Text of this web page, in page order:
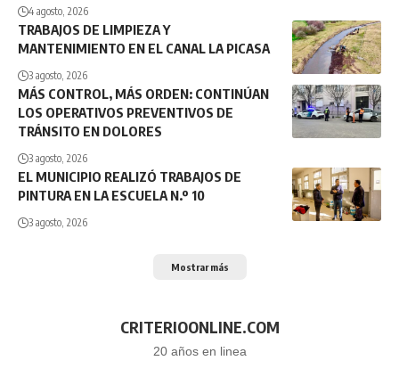
4 agosto, 2026
TRABAJOS DE LIMPIEZA Y
MANTENIMIENTO EN EL CANAL LA PICASA
3 agosto, 2026
MÁS CONTROL, MÁS ORDEN: CONTINÚAN
LOS OPERATIVOS PREVENTIVOS DE
TRÁNSITO EN DOLORES
3 agosto, 2026
EL MUNICIPIO REALIZÓ TRABAJOS DE
PINTURA EN LA ESCUELA N.º 10
3 agosto, 2026
Mostrar más
CRITERIOONLINE.COM
20 años en linea